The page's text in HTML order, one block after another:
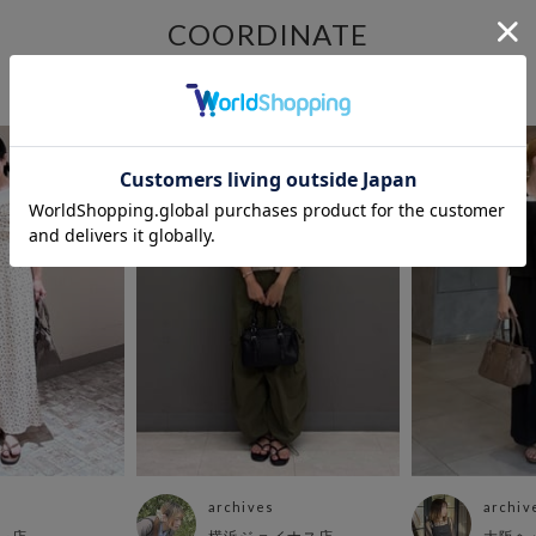
COORDINATE
archives